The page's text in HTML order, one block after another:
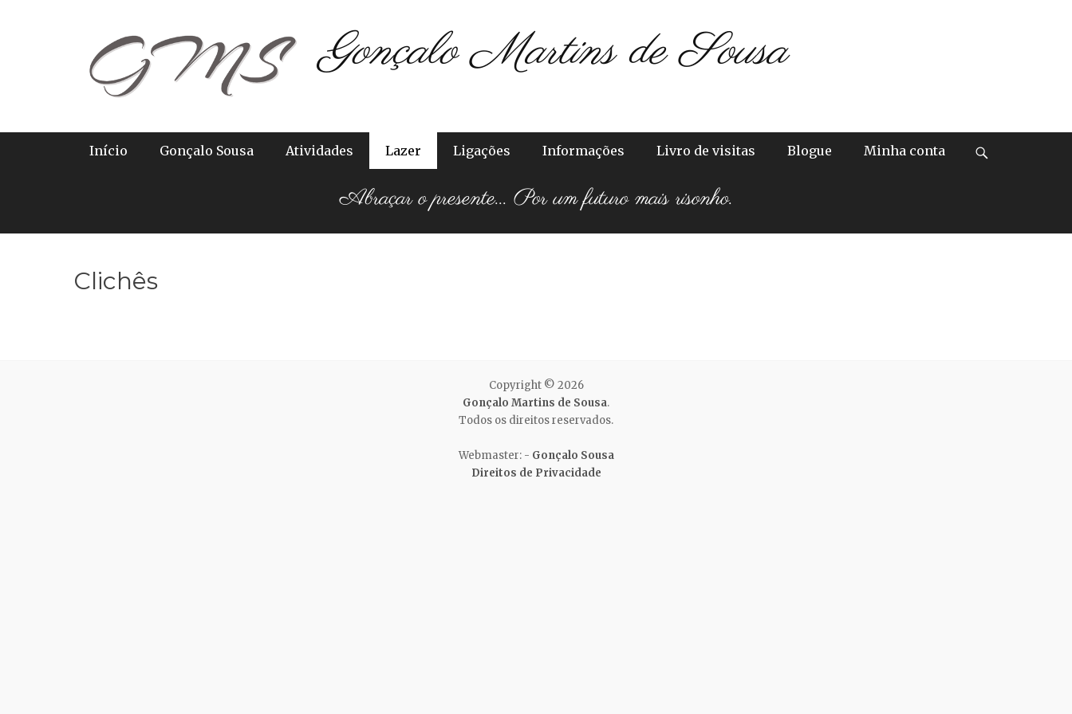
Gonçalo Martins de Sousa
Primary Menu
Início Gonçalo Sousa Atividades Lazer Ligações Informações Livro de visitas Blogue Minha conta
Abraçar o presente... Por um futuro mais risonho.
Clichês
Copyright © 2026
Gonçalo Martins de Sousa.
Todos os direitos reservados.
Webmaster: - Gonçalo Sousa
Direitos de Privacidade